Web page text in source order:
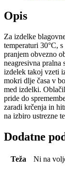
Opis
Za izdelke
temperaturi 30°C,
pranjem obvezno
neagresivna pralna
izdelek takoj vzeti
mokri dlje časa v
med izdelki.
pride do
zaradi krčenja in
na izbiro ustrezne
Dodatne
Teža Ni na